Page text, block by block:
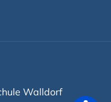
Walldorf